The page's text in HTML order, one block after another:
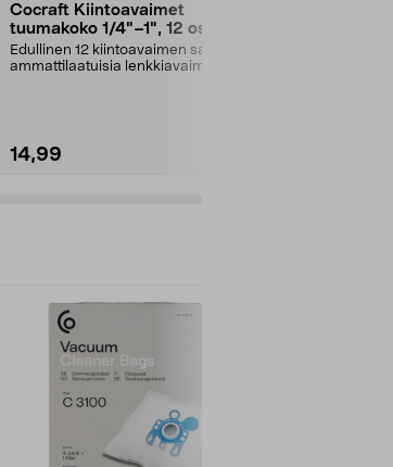
Cocraft Kiintoavaimet
tuumakoko 1/4"–1", 12 osaa
Edullinen 12 kiintoavaimen sarja
ammattilaatuisia lenkkiavaimia –
14,99